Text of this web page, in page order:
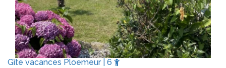
Gîte vacances Ploemeur | 6